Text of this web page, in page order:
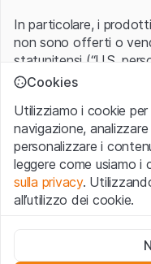
In particolare, i
non sono offerti o
statunitensi (“U.S.
statunitensi” vanno
1933 che include le
d’America, le società
americane.
Condizioni di utilizzo
Con l’accesso al sito
avvertenze importanti
Cookies
Utilizziamo i cookie
navigazione,
personalizzare i
leggere come usiamo
sulla privacy.
all’utilizzo dei cookie.
Questi cookie sono